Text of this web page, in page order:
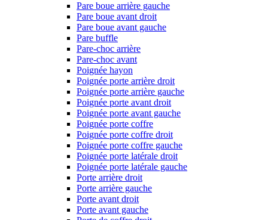
Pare boue arrière gauche
Pare boue avant droit
Pare boue avant gauche
Pare buffle
Pare-choc arrière
Pare-choc avant
Poignée hayon
Poignée porte arrière droit
Poignée porte arrière gauche
Poignée porte avant droit
Poignée porte avant gauche
Poignée porte coffre
Poignée porte coffre droit
Poignée porte coffre gauche
Poignée porte latérale droit
Poignée porte latérale gauche
Porte arrière droit
Porte arrière gauche
Porte avant droit
Porte avant gauche